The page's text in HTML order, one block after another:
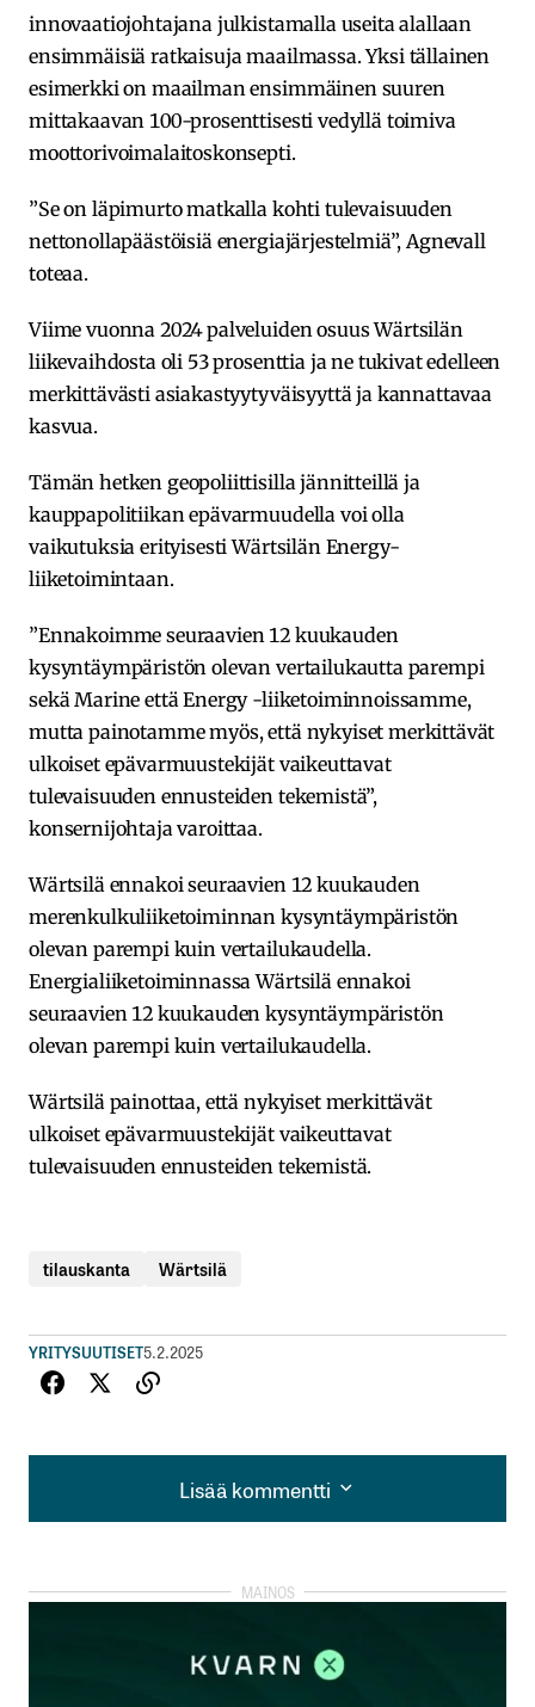
innovaatiojohtajana julkistamalla useita alallaan
ensimmäisiä ratkaisuja maailmassa. Yksi tällainen
esimerkki on maailman ensimmäinen suuren
mittakaavan 100-prosenttisesti vedyllä toimiva
moottorivoimalaitoskonsepti.
”Se on läpimurto matkalla kohti tulevaisuuden
nettonollapäästöisiä energiajärjestelmiä”, Agnevall
toteaa.
Viime vuonna 2024 palveluiden osuus Wärtsilän
liikevaihdosta oli 53 prosenttia ja ne tukivat edelleen
merkittävästi asiakastyytyväisyyttä ja kannattavaa
kasvua.
Tämän hetken geopoliittisilla jännitteillä ja
kauppapolitiikan epävarmuudella voi olla
vaikutuksia erityisesti Wärtsilän Energy-
liiketoimintaan.
”Ennakoimme seuraavien 12 kuukauden
kysyntäympäristön olevan vertailukautta parempi
sekä Marine että Energy -liiketoiminnoissamme,
mutta painotamme myös, että nykyiset merkittävät
ulkoiset epävarmuustekijät vaikeuttavat
tulevaisuuden ennusteiden tekemistä”,
konsernijohtaja varoittaa.
Wärtsilä ennakoi seuraavien 12 kuukauden
merenkulkuliiketoiminnan kysyntäympäristön
olevan parempi kuin vertailukaudella.
Energialiiketoiminnassa Wärtsilä ennakoi
seuraavien 12 kuukauden kysyntäympäristön
olevan parempi kuin vertailukaudella.
Wärtsilä painottaa, että nykyiset merkittävät
ulkoiset epävarmuustekijät vaikeuttavat
tulevaisuuden ennusteiden tekemistä.
tilauskanta Wärtsilä
YRITYSUUTISET5.2.2025
Lisää kommentti
Lisää kommentti
kirjautua
rekisteröityä